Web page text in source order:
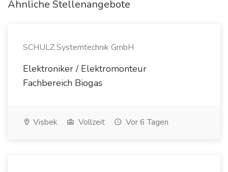
Ähnliche Stellenangebote
SCHULZ Systemtechnik GmbH
Elektroniker / Elektromonteur
Fachbereich Biogas
Visbek Vollzeit Vor 6 Tagen